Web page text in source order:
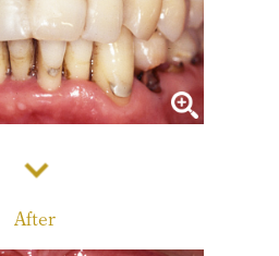
グ
骨増生
当院でのポイント
After